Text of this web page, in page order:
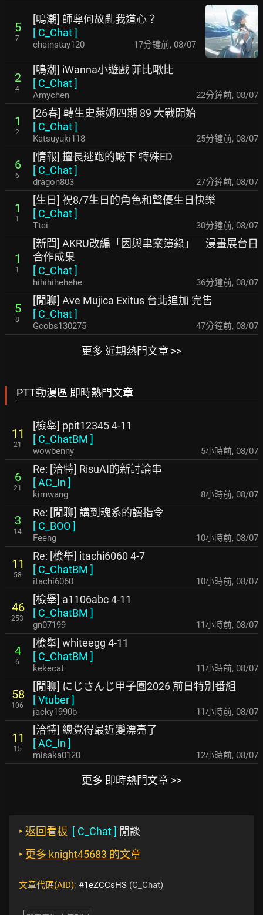
5
7
[鳴潮] 師尊何故亂我道心？
[ C_Chat]
chainstay120 17分鐘前, 08/07
2
4
[鳴潮] iWanna小遊戲 菲比啾比
[ C_Chat]
Amychen 22分鐘前, 08/07
1
2
[26春] 轉生史萊姆四期 89 大戰開始
[ C_Chat]
Katsuyuki118 25分鐘前, 08/07
6
6
[情報] 擅長逃跑的殿下 特殊ED
[ C_Chat]
dragon803 27分鐘前, 08/07
1
1
[生日] 祝8/7生日的角色和聲優生日快樂
[ C_Chat]
Ttei 30分鐘前, 08/07
1
1
[新聞] AKRU改編「因與聿案簿錄」 漫畫展台日
合作成果
[ C_Chat]
hihihihehehe 36分鐘前, 08/07
5
8
[閒聊] Ave Mujica Exitus 台北追加 完售
[ C_Chat]
Gcobs130275 47分鐘前, 08/07
更多 近期熱門文章 >>
PTT動漫區 即時熱門文章
11
21
[檢舉] ppit12345 4-11
[ C_ChatBM ]
wowbenny 5小時前, 08/07
6
21
Re: [洽特] RisuAI的新討論串
[AC_In ]
kimwang 8小時前, 08/07
3
14
Re: [閒聊] 講到魂系的讀指令
[ C_BOO]
Feeng 10小時前, 08/07
11
58
Re: [檢舉] itachi6060 4-7
[ C_ChatBM ]
itachi6060 10小時前, 08/07
46
253
[檢舉] a1106abc 4-11
[ C_ChatBM ]
gn07199 11小時前, 08/07
4
6
[檢舉] whiteegg 4-11
[ C_ChatBM ]
kekecat 11小時前, 08/07
58
106
[閒聊] にじさんじ甲子園2026 前日特別番組
[Vtuber]
jacky1990b 11小時前, 08/07
11
15
[洽特] 總覺得最近變漂亮了
[AC_In ]
misaka0120 12小時前, 08/07
更多 即時熱門文章 >>
‣ 返回看板 [ C_Chat] 閒談
‣ 更多 knight45683 的文章
文章代碼(AID): #1eZCCsHS (C_Chat)